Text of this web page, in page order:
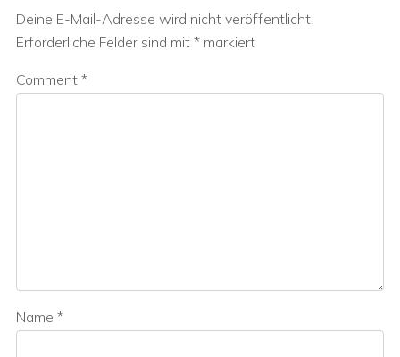
Deine E-Mail-Adresse wird nicht veröffentlicht.
Erforderliche Felder sind mit * markiert
Comment *
Name *